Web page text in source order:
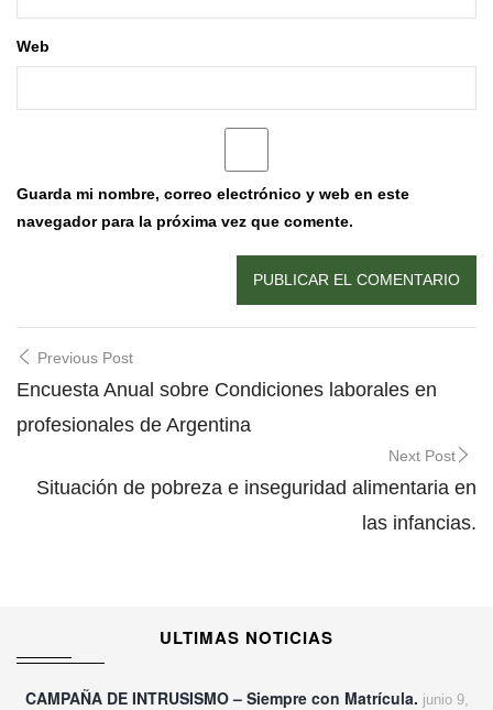
Web
Guarda mi nombre, correo electrónico y web en este
navegador para la próxima vez que comente.
Post
navigation
Previous Post
Encuesta Anual sobre Condiciones laborales en
profesionales de Argentina
Next Post
Situación de pobreza e inseguridad alimentaria en
las infancias.
ULTIMAS NOTICIAS
CAMPAÑA DE INTRUSISMO – Siempre con Matrícula. junio 9,